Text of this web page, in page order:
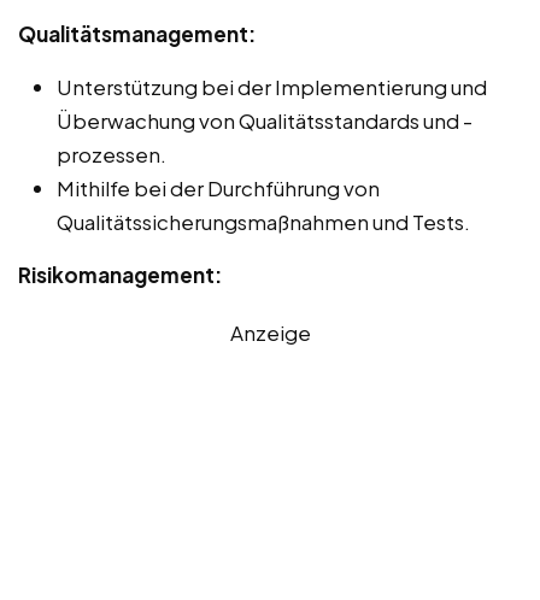
Qualitätsmanagement:
Unterstützung bei der Implementierung und
Überwachung von Qualitätsstandards und -
prozessen.
Mithilfe bei der Durchführung von
Qualitätssicherungsmaßnahmen und Tests.
Risikomanagement:
Anzeige